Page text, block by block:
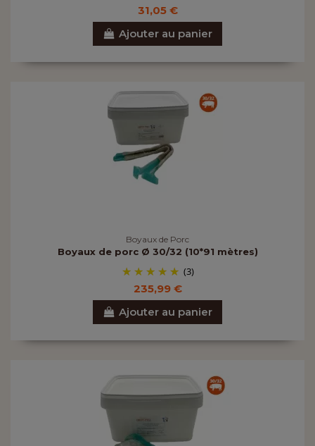
31,05 €
Ajouter au panier
Boyaux de Porc
Boyaux de porc Ø 30/32 (10*91 mètres)
(3)
235,99 €
Ajouter au panier